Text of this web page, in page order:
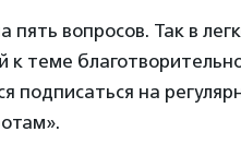
пять вопросов. Так в
теме
подписаться на